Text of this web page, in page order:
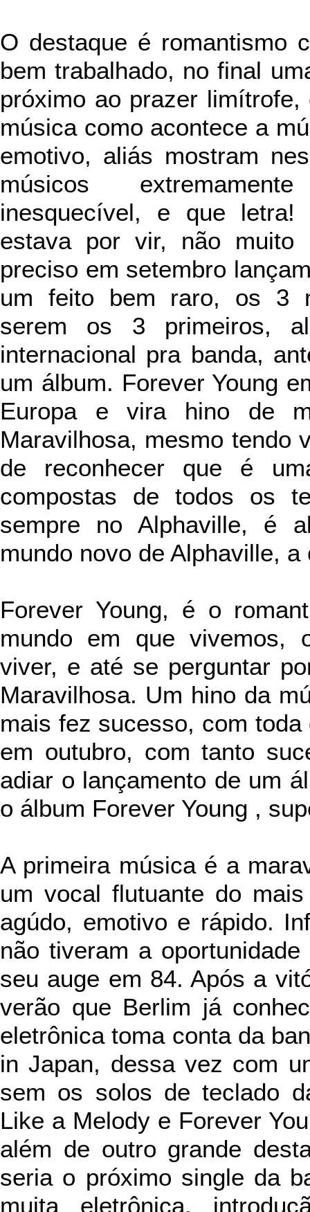
O destaque é romantismo
bem trabalhado, no final
próximo ao prazer
música como acontece a
emotivo, aliás mostram
músicos
inesquecível, e que
estava por vir, não
preciso em setembro
um feito bem raro, os 3
serem os 3 primeiros,
internacional pra banda,
um álbum. Forever Young
Europa e vira hino de
Maravilhosa, mesmo tendo
de reconhecer que é
compostas de todos os
sempre no Alphaville, é
mundo novo de Alphaville,
Forever Young, é o
mundo em que vivemos,
viver, e até se perguntar
Maravilhosa. Um hino da
mais fez sucesso, com
em outubro, com tanto
adiar o lançamento de um
o álbum Forever Young ,
A primeira música é a
um vocal flutuante do
agúdo, emotivo e rápido.
não tiveram a
seu auge em 84. Após a
verão que Berlim já
eletrônica toma conta da
in Japan, dessa vez com
sem os solos de teclado
Like a Melody e Forever
além de outro grande
seria o próximo single da
muita eletrônica,